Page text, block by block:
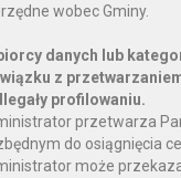
wobec Gminy.
danych lub
z
profilowaniu.
przetwarza
do osiągnięcia
może